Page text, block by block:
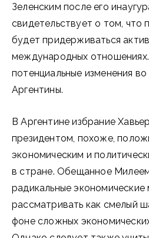
Зеленским после его
свидетельствует о том, что
будет придерживаться
международных
потенциальные изменения
Аргентины.
В Аргентине избрание
президентом, похоже,
экономическим и
в стране. Обещанное
радикальные
рассматривать как смелый
фоне сложных